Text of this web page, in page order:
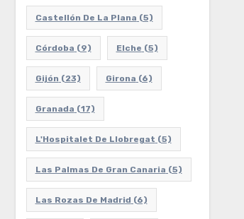
Castellón De La Plana (5)
Córdoba (9) Elche (5)
Gijón (23) Girona (6)
Granada (17)
L'Hospitalet De Llobregat (5)
Las Palmas De Gran Canaria (5)
Las Rozas De Madrid (6)